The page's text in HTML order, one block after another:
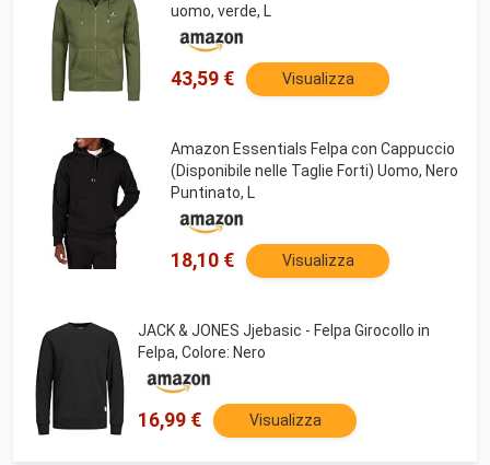
uomo, verde, L
43,59 € Visualizza
Amazon Essentials Felpa con Cappuccio
(Disponibile nelle Taglie Forti) Uomo, Nero
Puntinato, L
18,10 € Visualizza
JACK & JONES Jjebasic - Felpa Girocollo in
Felpa, Colore: Nero
16,99 € Visualizza